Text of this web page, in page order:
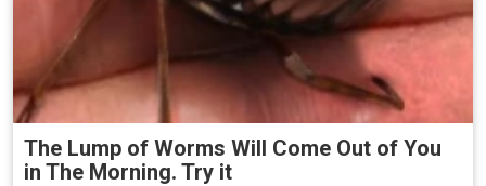
The Lump of Worms Will Come Out of You
in The Morning. Try it